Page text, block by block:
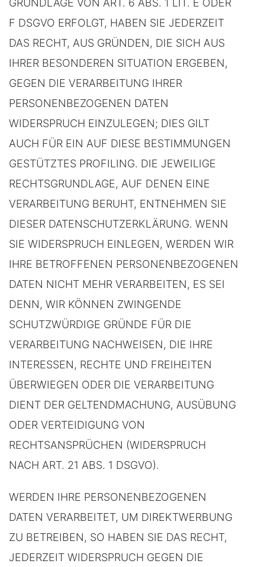
GRUNDLAGE VON ART. 6 ABS. 1 LIT. E ODER
F DSGVO ERFOLGT, HABEN SIE JEDERZEIT
DAS RECHT, AUS GRÜNDEN, DIE SICH AUS
IHRER BESONDEREN SITUATION ERGEBEN,
GEGEN DIE VERARBEITUNG IHRER
PERSONENBEZOGENEN DATEN
WIDERSPRUCH EINZULEGEN; DIES GILT
AUCH FÜR EIN AUF DIESE BESTIMMUNGEN
GESTÜTZTES PROFILING. DIE JEWEILIGE
RECHTSGRUNDLAGE, AUF DENEN EINE
VERARBEITUNG BERUHT, ENTNEHMEN SIE
DIESER DATENSCHUTZERKLÄRUNG. WENN
SIE WIDERSPRUCH EINLEGEN, WERDEN WIR
IHRE BETROFFENEN PERSONENBEZOGENEN
DATEN NICHT MEHR VERARBEITEN, ES SEI
DENN, WIR KÖNNEN ZWINGENDE
SCHUTZWÜRDIGE GRÜNDE FÜR DIE
VERARBEITUNG NACHWEISEN, DIE IHRE
INTERESSEN, RECHTE UND FREIHEITEN
ÜBERWIEGEN ODER DIE VERARBEITUNG
DIENT DER GELTENDMACHUNG, AUSÜBUNG
ODER VERTEIDIGUNG VON
RECHTSANSPRÜCHEN (WIDERSPRUCH
NACH ART. 21 ABS. 1 DSGVO).
WERDEN IHRE PERSONENBEZOGENEN
DATEN VERARBEITET, UM DIREKTWERBUNG
ZU BETREIBEN, SO HABEN SIE DAS RECHT,
JEDERZEIT WIDERSPRUCH GEGEN DIE